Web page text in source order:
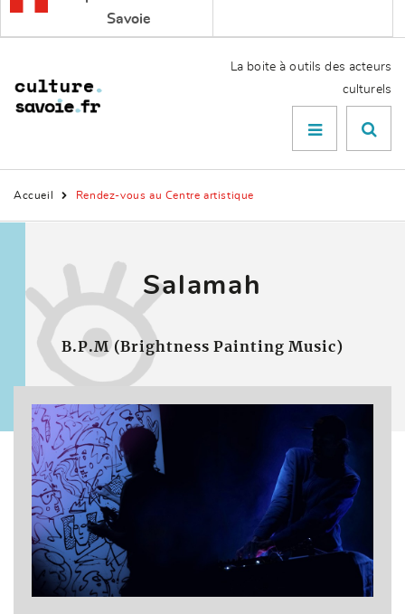
Savoie
La boite à outils des acteurs
culturels
Menu

Accueil Rendez-vous au Centre artistique
Salamah
B.P.M (Brightness Painting Music)